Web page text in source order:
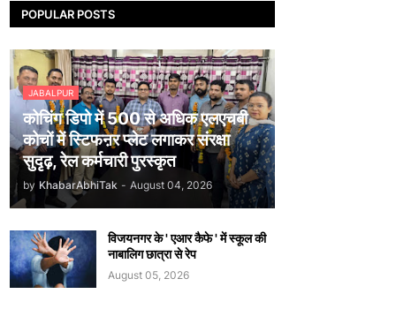
POPULAR POSTS
JABALPUR
कोचिंग डिपो में 500 से अधिक एलएचबी
कोचों में स्टिफऩर प्लेट लगाकर संरक्षा
सुदृढ़, रेल कर्मचारी पुरस्कृत
by KhabarAbhiTak - August 04, 2026
विजयनगर के ' एआर कैफे ' में स्कूल की
नाबालिग छात्रा से रेप
August 05, 2026